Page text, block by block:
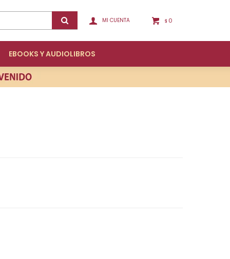
EBOOKS Y AUDIOLIBROS
$ 0